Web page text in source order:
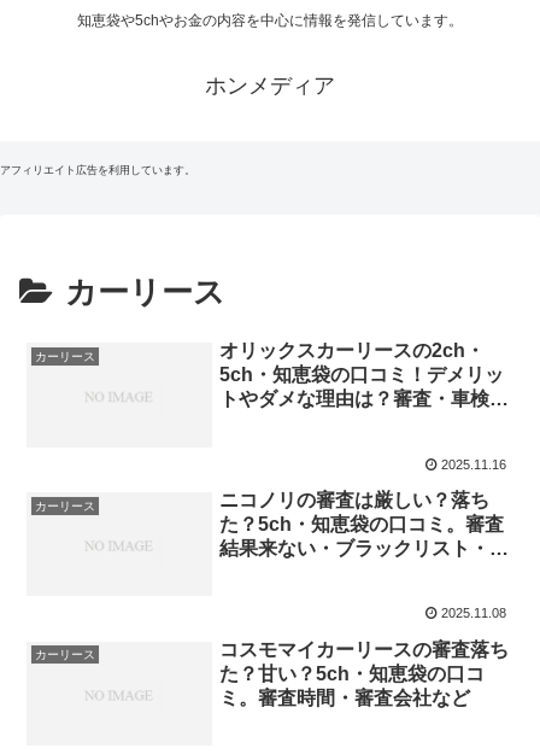
知恵袋や5chやお金の内容を中心に情報を発信しています。
ホンメディア
アフィリエイト広告を利用しています。
カーリース
カーリース
オリックスカーリースの2ch・
5ch・知恵袋の口コミ！デメリッ
トやダメな理由は？審査・車検・
2025.11.16
カーリース
ニコノリの審査は厳しい？落ち
た？5ch・知恵袋の口コミ。審査
結果来ない・ブラックリスト・審
2025.11.08
カーリース
コスモマイカーリースの審査落ち
た？甘い？5ch・知恵袋の口コ
ミ。審査時間・審査会社など